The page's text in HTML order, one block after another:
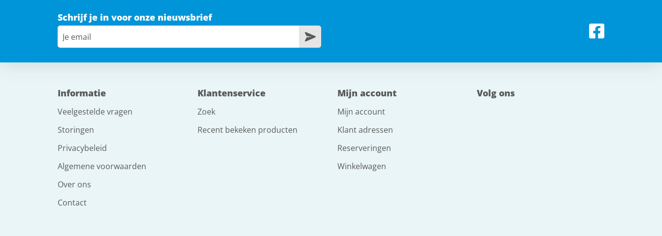
Schrijf je in voor onze nieuwsbrief
Informatie
Veelgestelde vragen
Storingen
Privacybeleid
Algemene voorwaarden
Over ons
Contact
Klantenservice
Zoek
Recent bekeken producten
Mijn account
Mijn account
Klant adressen
Reserveringen
Winkelwagen
Volg ons